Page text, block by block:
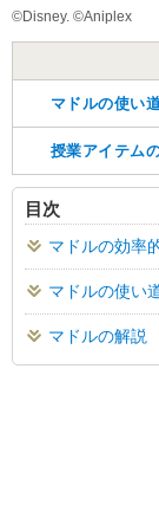
©Disney. ©Aniplex
マドルの使い
授業アイテム
目次
マドルの効率
マドルの使い
マドルの解説